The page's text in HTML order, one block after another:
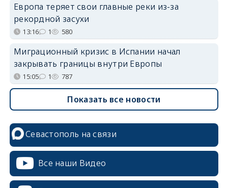
Европа теряет свои главные реки из-за
рекордной засухи
13:16 1 580
Миграционный кризис в Испании начал
закрывать границы внутри Европы
15:05 1 787
Показать все новости
Севастополь на связи
Все наши Видео